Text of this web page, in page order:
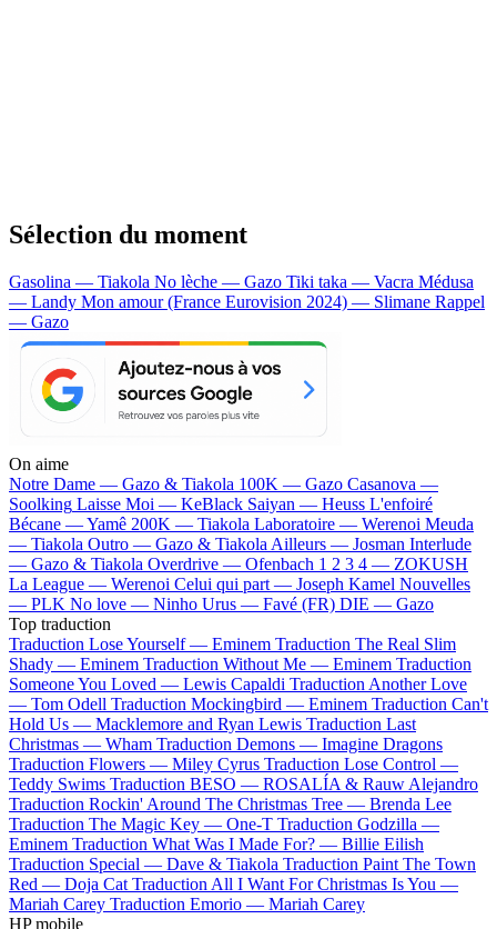
Sélection du moment
Gasolina — Tiakola No lèche — Gazo Tiki taka — Vacra Médusa
— Landy Mon amour (France Eurovision 2024) — Slimane Rappel
— Gazo
On aime
Notre Dame — Gazo & Tiakola 100K — Gazo Casanova —
Soolking Laisse Moi — KeBlack Saiyan — Heuss L'enfoiré
Bécane —Yamê 200K — Tiakola Laboratoire — Werenoi Meuda
— Tiakola Outro — Gazo & Tiakola Ailleurs — Josman Interlude
— Gazo & Tiakola Overdrive — Ofenbach 1 2 3 4 — ZOKUSH
La League — Werenoi Celui qui part — Joseph Kamel Nouvelles
— PLK No love — Ninho Urus — Favé (FR) DIE — Gazo
Top traduction
Traduction Lose Yourself — Eminem Traduction The Real Slim
Shady — Eminem Traduction Without Me — Eminem Traduction
Someone You Loved — Lewis Capaldi Traduction Another Love
— Tom Odell Traduction Mockingbird — Eminem Traduction Can't
Hold Us — Macklemore and Ryan Lewis Traduction Last
Christmas — Wham Traduction Demons — Imagine Dragons
Traduction Flowers — Miley Cyrus Traduction Lose Control —
Teddy Swims Traduction BESO — ROSALÍA & Rauw Alejandro
Traduction Rockin' Around The Christmas Tree — Brenda Lee
Traduction The Magic Key — One-T Traduction Godzilla —
Eminem Traduction What Was I Made For? — Billie Eilish
Traduction Special — Dave & Tiakola Traduction Paint The Town
Red — Doja Cat Traduction All I Want For Christmas Is You —
Mariah Carey Traduction Emorio — Mariah Carey
HP mobile